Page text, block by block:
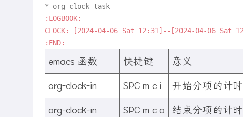
:LOGBOOK:
CLOCK: [2024-04-06 Sat 12:31]--[2024-04-06 Sat
:END:
emacs 函数 快捷键
意义
org-clock-in
SPC m c i
开始分项的计时
org-clock-in
SPC m c o
结束分项的计时